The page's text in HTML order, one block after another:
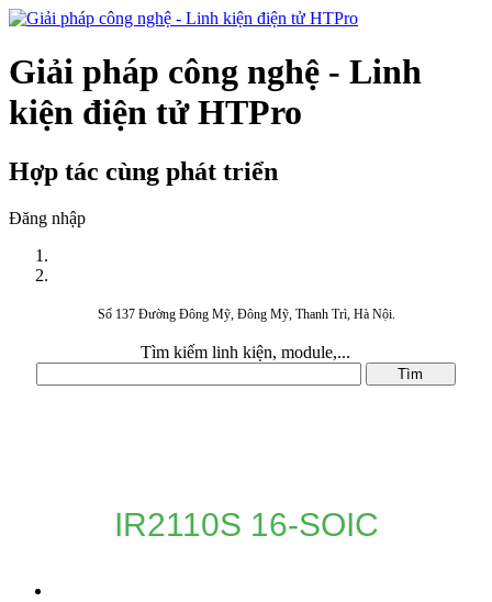
Giải pháp công nghệ - Linh
kiện điện tử HTPro
Hợp tác cùng phát triển
Đăng nhập
Số 137 Đường Đông Mỹ, Đông Mỹ, Thanh Trì, Hà Nội.
Tìm kiếm linh kiện, module,...
IR2110S 16-SOIC